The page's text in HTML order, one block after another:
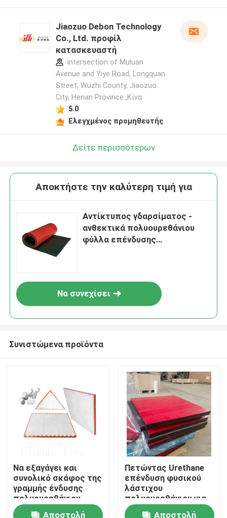
Προϊόντα
Βίντεο
Jiaozuo Debon Technology
Co., Ltd. προφίλ
κατασκευαστή
intersection of Muluan
Avenue and Yiye Road, Longquan
Street, Wuzhi County, Jiaozuo
City, Henan Province ,Κίνα
5.0
Ελεγχμένος προμηθευτής
Δείτε περισσότερων
Αποκτήστε την καλύτερη τιμή για
Αντίκτυπος γδαρσίματος -
ανθεκτικά πολυουρεθάνιου
φύλλα επένδυσης
Να συνεχίσει
Συνιστώμενα προϊόντα
Να εξαγάγει και
συνολικό σκάφος της
γραμμής ένδυσης
πολυουρεθάνιου
προϊόντων
Αποστολή
Πετώντας Urethane
επένδυση φυσικού
λάστιχου
πολυουρεθάνιου για
την υδατόπτωση
Αποστολή